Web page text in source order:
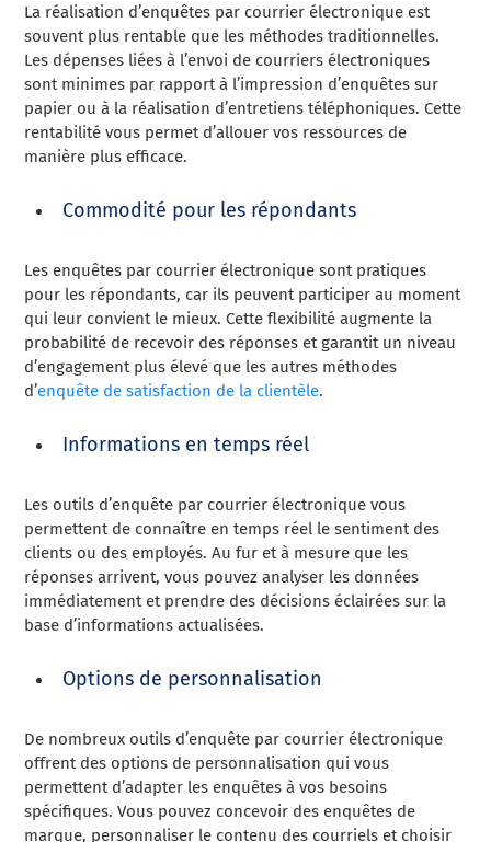
La réalisation d’enquêtes par courrier électronique est
souvent plus rentable que les méthodes traditionnelles.
Les dépenses liées à l’envoi de courriers électroniques
sont minimes par rapport à l’impression d’enquêtes sur
papier ou à la réalisation d’entretiens téléphoniques. Cette
rentabilité vous permet d’allouer vos ressources de
manière plus efficace.
Commodité pour les répondants
Les enquêtes par courrier électronique sont pratiques
pour les répondants, car ils peuvent participer au moment
qui leur convient le mieux. Cette flexibilité augmente la
probabilité de recevoir des réponses et garantit un niveau
d’engagement plus élevé que les autres méthodes
d’enquête de satisfaction de la clientèle.
Informations en temps réel
Les outils d’enquête par courrier électronique vous
permettent de connaître en temps réel le sentiment des
clients ou des employés. Au fur et à mesure que les
réponses arrivent, vous pouvez analyser les données
immédiatement et prendre des décisions éclairées sur la
base d’informations actualisées.
Options de personnalisation
De nombreux outils d’enquête par courrier électronique
offrent des options de personnalisation qui vous
permettent d’adapter les enquêtes à vos besoins
spécifiques. Vous pouvez concevoir des enquêtes de
marque, personnaliser le contenu des courriels et choisir